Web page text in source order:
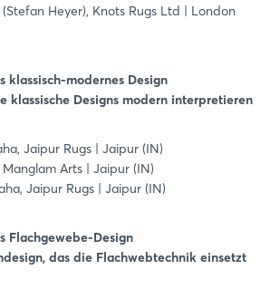
Heyer), Knots Rugs Ltd | London
klassisch-modernes Design
klassische Designs modern interpretieren
Jaipur Rugs | Jaipur (IN)
Arts | Jaipur (IN)
Jaipur Rugs | Jaipur (IN)
Flachgewebe-Design
das die Flachwebtechnik einsetzt
Einloggen
Passwort vergessen?
Noch nicht angemeldet?